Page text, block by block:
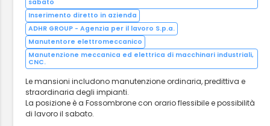
sabato
Inserimento diretto in azienda
ADHR GROUP - Agenzia per il lavoro S.p.a.
Manutentore elettromeccanico
Manutenzione meccanica ed elettrica di macchinari industriali,
CNC.
Le mansioni includono manutenzione ordinaria, predittiva e
straordinaria degli impianti.
La posizione è a Fossombrone con orario flessibile e possibilità
di lavoro il sabato.